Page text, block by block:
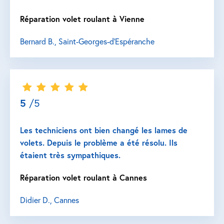
Réparation volet roulant à Vienne
Bernard B., Saint-Georges-d'Espéranche
5 /5
Les techniciens ont bien changé les lames de
volets. Depuis le problème a été résolu. Ils
étaient très sympathiques.
Réparation volet roulant à Cannes
Didier D., Cannes